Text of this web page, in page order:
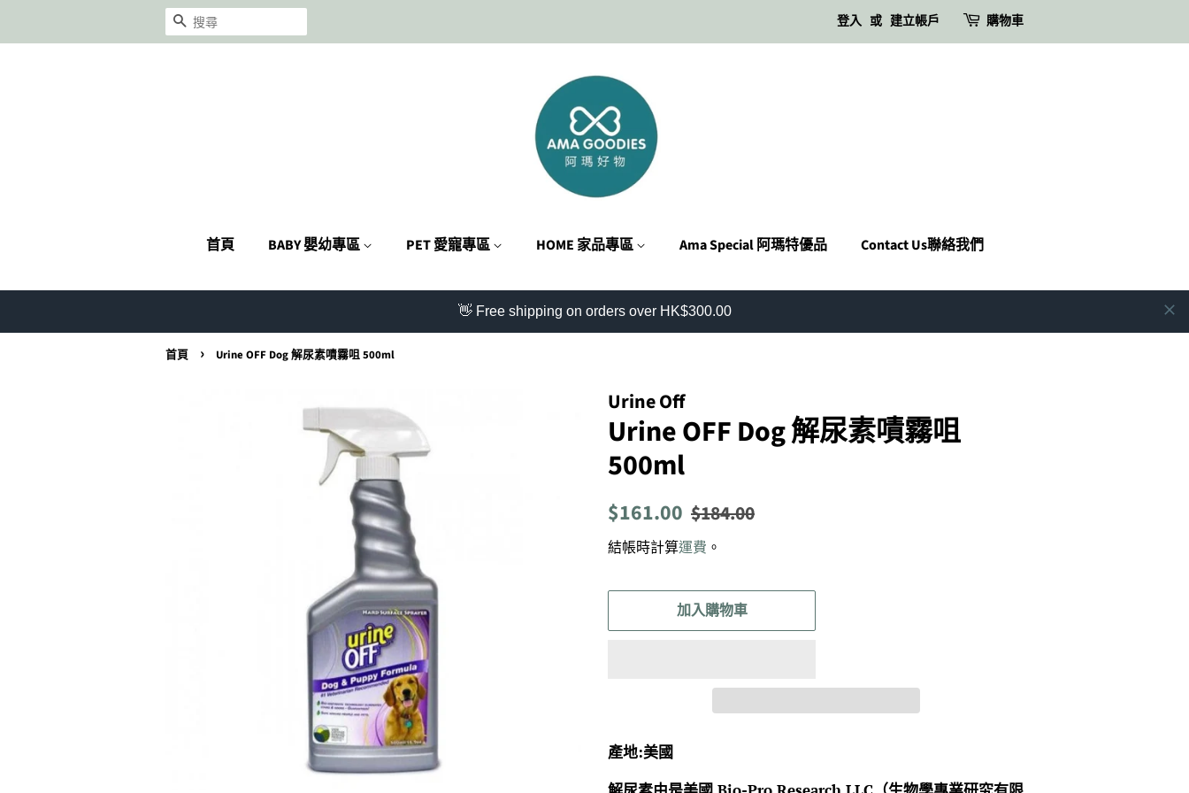
搜尋 登入 或 建立帳戶 購物車
首頁 BABY 嬰幼專區 PET 愛寵專區 HOME 家品專區 Ama Special 阿瑪特優品 Contact Us聯絡我們
👋 Free shipping on orders over HK$300.00
首頁 › Urine OFF Dog 解尿素嘖霧咀 500ml
Urine Off
Urine OFF Dog 解尿素嘖霧咀
500ml
定
$161.00 售
$184.00
結帳時計算運費 。
加入購物車
產地:美國